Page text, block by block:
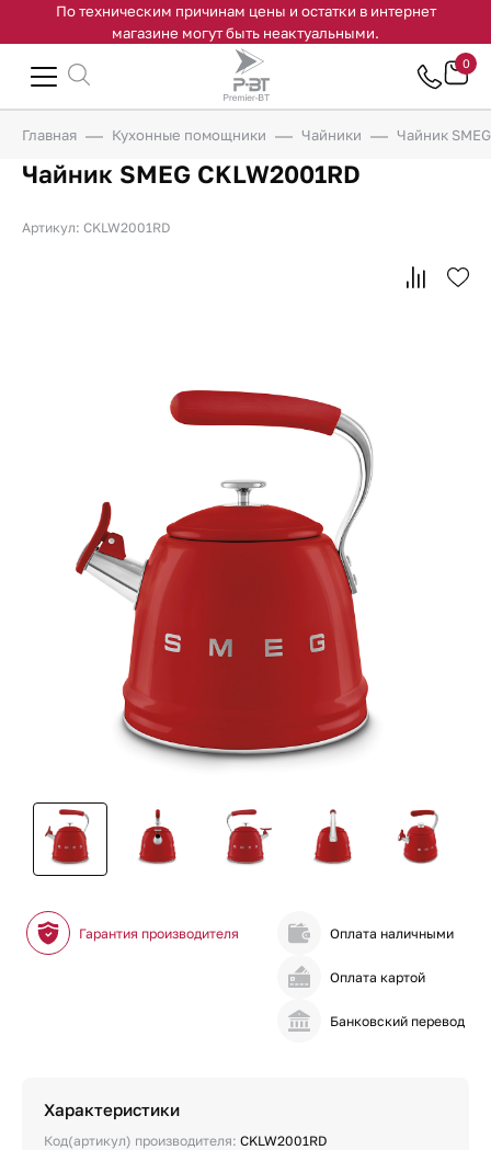
По техническим причинам цены и остатки в интернет
магазине могут быть неактуальными.
0
Главная Кухонные помощники Чайники Чайник
Чайник SMEG CKLW2001RD
Артикул: CKLW2001RD
Гарантия производителя Оплата наличными
Оплата картой
Банковский перевод
Характеристики
Код(артикул) производителя: CKLW2001RD